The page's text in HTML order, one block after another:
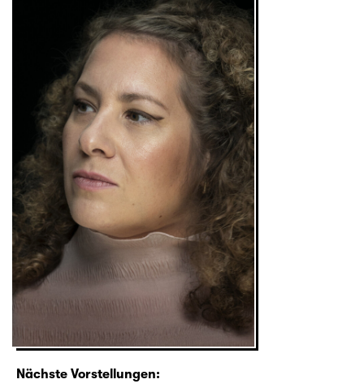
Nächste Vorstellungen: